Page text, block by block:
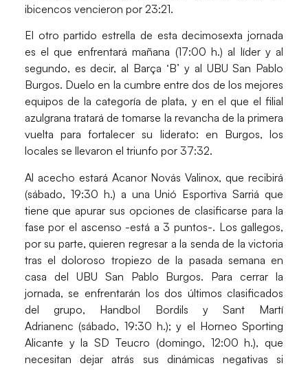
ibicencos vencieron por 23:21.
El otro partido estrella de esta decimosexta jornada
es el que enfrentará mañana (17:00 h.) al líder y al
segundo, es decir, al Barça ‘B’ y al UBU San Pablo
Burgos. Duelo en la cumbre entre dos de los mejores
equipos de la categoría de plata, y en el que el filial
azulgrana tratará de tomarse la revancha de la primera
vuelta para fortalecer su liderato: en Burgos, los
locales se llevaron el triunfo por 37:32.
Al acecho estará Acanor Novás Valinox, que recibirá
(sábado, 19:30 h.) a unaUnió Esportiva Sarriáque
tiene que apurar sus opciones de clasificarse para la
fase por el ascenso -está a 3 puntos-. Los gallegos,
por su parte, quieren regresar a la senda de la victoria
tras el doloroso tropiezo de la pasada semana en
casa del UBU San Pablo Burgos. Para cerrar la
jornada, se enfrentarán los dos últimos clasificados
del grupo, Handbol Bordils y Sant Martí
Adrianenc(sábado, 19:30 h.); y el Horneo Sporting
Alicante y laSD Teucro (domingo, 12:00 h.), que
necesitan dejar atrás sus dinámicas negativas si